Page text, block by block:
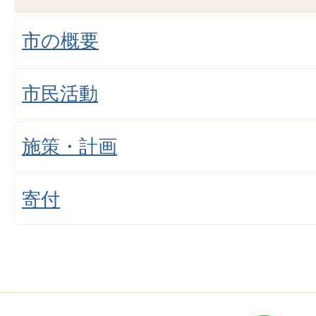
市の概要
市民活動
施策・計画
寄付